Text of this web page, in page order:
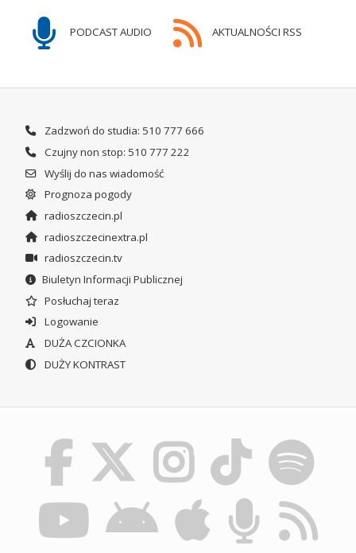
PODCAST AUDIO AKTUALNOŚCI RSS
Zadzwoń do studia: 510 777 666
Czujny non stop: 510 777 222
Wyślij do nas wiadomość
Prognoza pogody
radioszczecin.pl
radioszczecinextra.pl
radioszczecin.tv
Biuletyn Informacji Publicznej
Posłuchaj teraz
Logowanie
DUŻA CZCIONKA
DUŻY KONTRAST